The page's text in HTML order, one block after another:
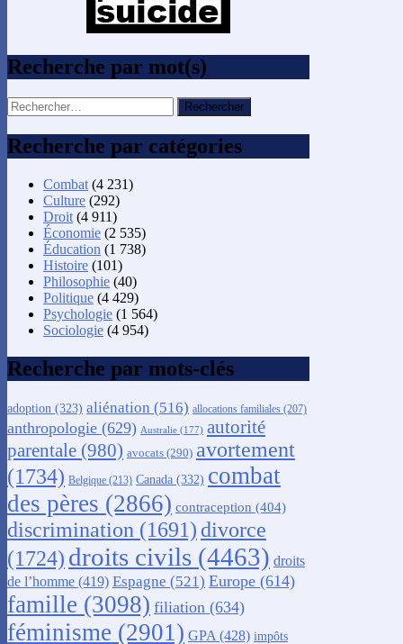
Recherche par mot(s)
Rechercher :
Recherche par catégories
Combat (4 231)
Culture (292)
Droit (4 911)
Économie (2 535)
Éducation (1 738)
Histoire (101)
Philosophie (40)
Politique (4 429)
Psychologie (1 564)
Sociologie (4 954)
Recherche par mots-clés
adoption (323) aliénation (516) allocations familiales (207)
anthropologie (629) Australie (177) autorité
parentale (980) avocats (290) avortement
(1734) Belgique (213) Canada (332) combat
des pères (2866) contraception (404)
discrimination (1691) divorce
(1724) droits civils (4463) droits
de l’homme (419) Espagne (521) Europe (614)
famille (3098) filiation (634)
féminisme (2901) GPA (428) impôts